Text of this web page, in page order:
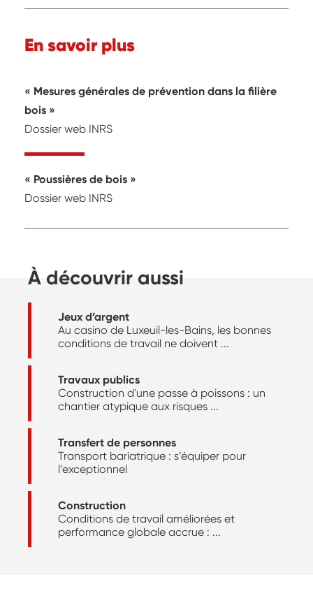
En savoir plus
Mesures générales de prévention dans la filière
bois
Dossier web INRS
Poussières de bois
Dossier web INRS
À découvrir aussi
Jeux d’argent
Au casino de Luxeuil-les-Bains, les bonnes
conditions de travail ne doivent ...
Travaux publics
Construction d'une passe à poissons : un
chantier atypique aux risques ...
Transfert de personnes
Transport bariatrique : s’équiper pour
l’exceptionnel
Construction
Conditions de travail améliorées et
performance globale accrue : ...